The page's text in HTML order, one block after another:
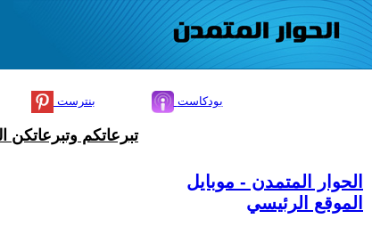
بنترست بودكاست
تبرعاتكم وتبرعاتكن
الحوار المتمدن - موبايل
الموقع الرئيسي